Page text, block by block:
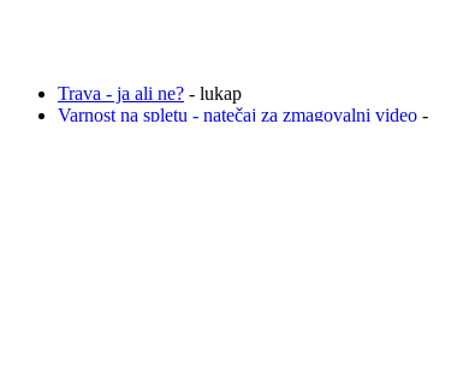
Trava - ja ali ne? - lukap
Varnost na spletu - natečaj za zmagovalni video -